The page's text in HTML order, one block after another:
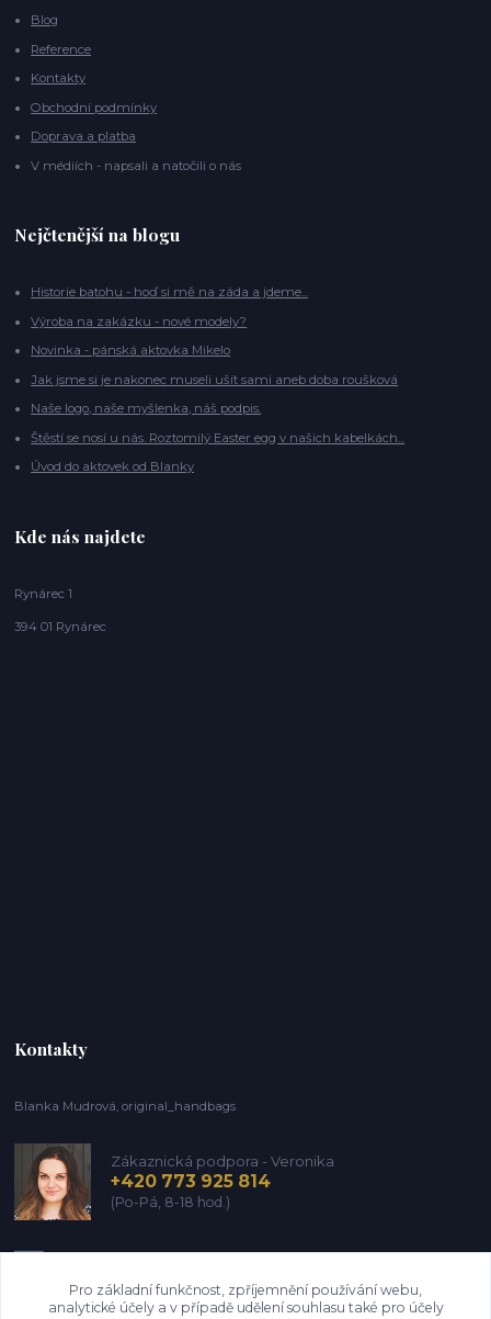
Blog
Reference
Kontakty
Obchodní podmínky
Doprava a platba
V médiích - napsali a natočili o nás
Nejčtenější na blogu
Historie batohu - hoď si mě na záda a jdeme...
Výroba na zakázku - nové modely?
Novinka - pánská aktovka Mikelo
Jak jsme si je nakonec museli ušít sami aneb doba roušková
Naše logo, naše myšlenka, náš podpis.
Štěstí se nosí u nás. Roztomilý Easter egg v našich kabelkách...
Úvod do aktovek od Blanky
Kde nás najdete
Rynárec 1
394 01 Rynárec
Kontakty
Blanka Mudrová, original_handbags
Zákaznická podpora - Veronika
+420 773 925 814
(Po-Pá, 8-18 hod.)
Pro základní funkčnost, zpříjemnění používání webu,
analytické účely a v případě udělení souhlasu také pro účely